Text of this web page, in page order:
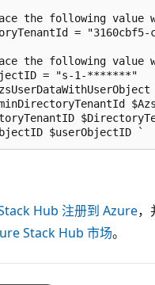
the following
= "3160cbf5-
the following
= "s-1-*******"
Hub 注册到 Azure，
Stack Hub 市场。